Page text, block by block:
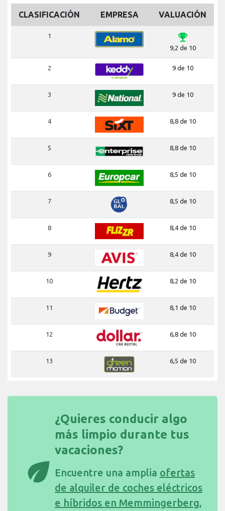
CLASIFICACIÓN EMPRESA VALUACIÓN
1 emoji_events
9,2 de 10
2 9 de 10
3 9 de 10
4 8,8 de 10
5 8,8 de 10
6 8,5 de 10
7 8,5 de 10
8 8,4 de 10
9 8,4 de 10
10 8,2 de 10
11 8,1 de 10
12 6,8 de 10
13 6,5 de 10
eco
¿Quieres conducir algo
más limpio durante tus
vacaciones?
Encuentre una amplia ofertas
de alquiler de coches eléctricos
e híbridos en Memmingerberg,